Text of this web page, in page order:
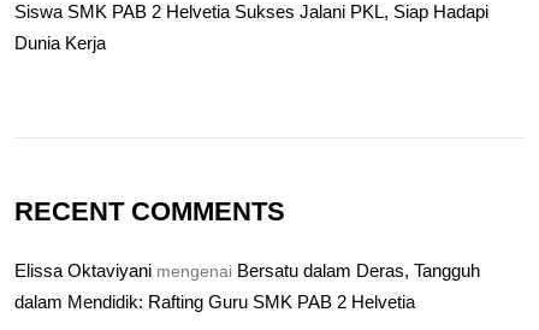
Siswa SMK PAB 2 Helvetia Sukses Jalani PKL, Siap Hadapi
Dunia Kerja
RECENT COMMENTS
Elissa Oktaviyani mengenai Bersatu dalam Deras, Tangguh
dalam Mendidik: Rafting Guru SMK PAB 2 Helvetia